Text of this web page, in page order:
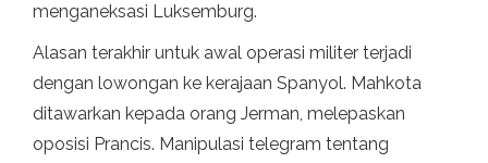
menganeksasi Luksemburg.
Alasan terakhir untuk awal operasi militer terjadi
dengan lowongan ke kerajaan Spanyol. Mahkota
ditawarkan kepada orang Jerman, melepaskan
oposisi Prancis. Manipulasi telegram tentang